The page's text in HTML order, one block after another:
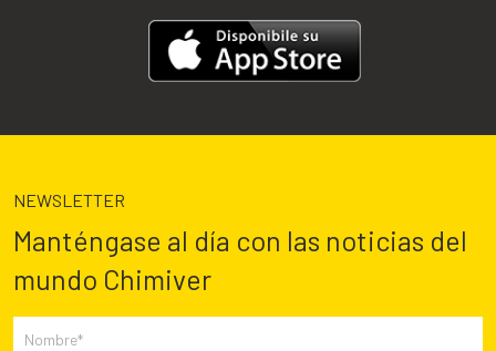
NEWSLETTER
Manténgase al día con las noticias del
mundo Chimiver